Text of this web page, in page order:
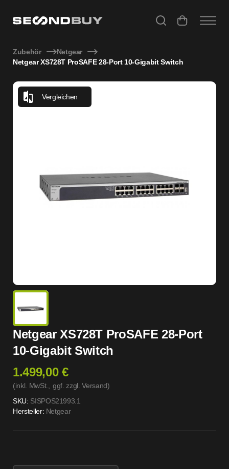
Zubehör
Netgear
Netgear XS728T ProSAFE 28-Port 10-Gigabit Switch
Vergleichen
Netgear XS728T ProSAFE 28-Port
10-Gigabit Switch
1.499,00 €
(inkl. MwSt., ggf. zzgl. Versand)
SKU: SISPOS21993.1
Hersteller: Netgear